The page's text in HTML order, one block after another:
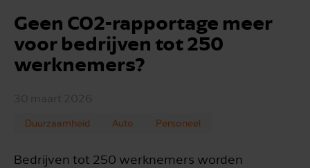
Geen CO2-rapportage meer
voor bedrijven tot 250
werknemers?
30 maart 2026
Duurzaamheid Auto Personeel
Bedrijven tot 250 werknemers worden